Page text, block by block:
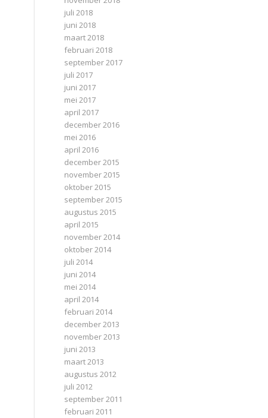
juli 2018
juni 2018
maart 2018
februari 2018
september 2017
juli 2017
juni 2017
mei 2017
april 2017
december 2016
mei 2016
april 2016
december 2015
november 2015
oktober 2015
september 2015
augustus 2015
april 2015
november 2014
oktober 2014
juli 2014
juni 2014
mei 2014
april 2014
februari 2014
december 2013
november 2013
juni 2013
maart 2013
augustus 2012
juli 2012
september 2011
februari 2011